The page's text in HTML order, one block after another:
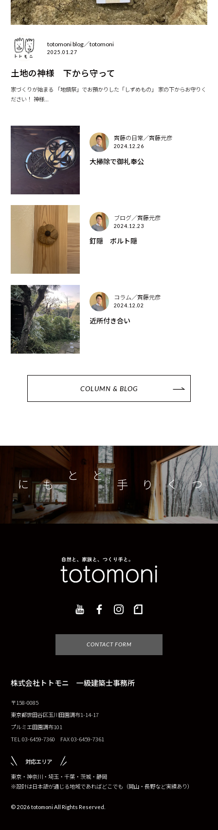
totomoni blog／totomoni
2025.01.27
土地の神様 下から守って
家づくりが始まる 「地鎮祭」でお預かりした「しずめもの」 家の下からお守りく
ださい！ 神様...
齊藤の日常／齊藤元彦
2024.12.26
大掃除で御礼奉公
ブログ／齊藤元彦
2024.12.23
釘隠 ボルト隠
コラム／齊藤元彦
2024.12.02
近所付き合い
COLUMN & BLOG
つくり手とともに
CONTACT FORM
株式会社トトモニ 一級建築士事務所
〒158-0085
東京都世田谷区玉川田園調布1-14-17
プルミエ田園調布101
TEL 03-6459-7360 FAX 03-6459-7361
対応エリア
東京・神奈川・埼玉・千葉・茨城・静岡
※設計は日本語が通じる地域であればどこでも（岡山・長野など実績あり）
© 2026 totomoni All Rights Reserved.